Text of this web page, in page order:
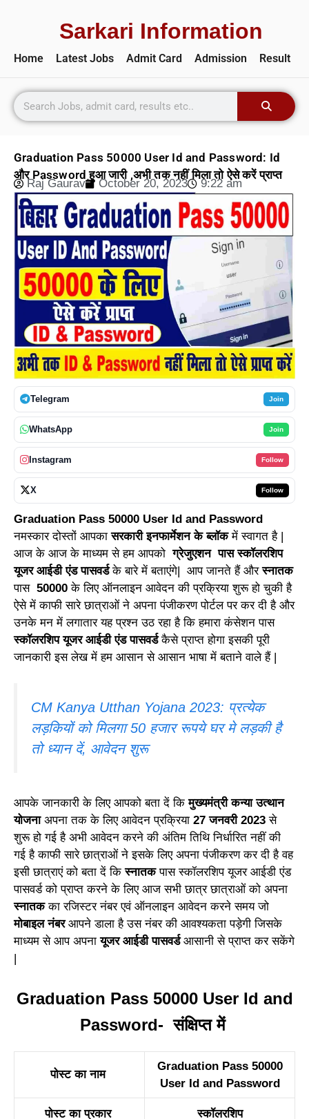
Sarkari Information
Home Latest Jobs Admit Card Admission Result
Graduation Pass 50000 User Id and Password: Id
और Password हुआ जारी ,अभी तक नहीं मिला तो ऐसे करें प्राप्त
Raj Gaurav October 20, 2023 9:22 am
Telegram Join
WhatsApp Join
Instagram Follow
X Follow
Graduation Pass 50000 User Id and Password
नमस्कार दोस्तों आपका सरकारी इनफार्मेशन के ब्लॉकमें स्वागत है |
आज के आज के माध्यम से हम आपकोग्रेजुएशन पास स्कॉलरशिप
यूजर आईडी एंड पासवर्डके बारे में बताएंगे| आप जानते हैं औरस्नातक
पास 50000के लिए ऑनलाइन आवेदन की प्रक्रिया शुरू हो चुकी है
ऐसे में काफी सारे छात्राओं ने अपना पंजीकरण पोर्टल पर कर दी है और
उनके मन में लगातार यह प्रश्न उठ रहा है कि हमारा कंसेशन पास
स्कॉलरशिप यूजर आईडी एंड पासवर्डकैसे प्राप्त होगा इसकी पूरी
जानकारी इस लेख में हम आसान से आसान भाषा में बताने वाले हैं |
CM Kanya Utthan Yojana 2023: प्रत्येक
लड़कियों को मिलगा 50 हजार रूपये घर मे लड़की है
तो ध्यान दें, आवेदन शुरू
आपके जानकारी के लिए आपको बता दें कि मुख्यमंत्री कन्या उत्थान
योजना अपना तक के लिए आवेदन प्रक्रिया 27 जनवरी 2023 से
शुरू हो गई है अभी आवेदन करने की अंतिम तिथि निर्धारित नहीं की
गई है काफी सारे छात्राओं ने इसके लिए अपना पंजीकरण कर दी है वह
इसी छात्राएं को बता दें किस्नातकपास स्कॉलरशिप यूजर आईडी एंड
पासवर्ड को प्राप्त करने के लिए आज सभी छात्र छात्राओं को अपना
स्नातकका रजिस्टर नंबर एवं ऑनलाइन आवेदन करने समय जो
मोबाइल नंबरआपने डाला है उस नंबर की आवश्यकता पड़ेगी जिसके
माध्यम से आप अपनायूजर आईडी पासवर्डआसानी से प्राप्त कर सकेंगे
|
Graduation Pass 50000 User Id and
Password- संक्षिप्त में
पोस्ट का नाम
Graduation Pass 50000
User Id and Password
पोस्ट का प्रकार स्कॉलरशिप